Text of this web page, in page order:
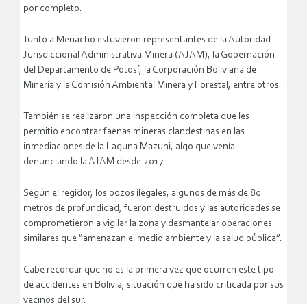
por completo.
Junto a Menacho estuvieron representantes de la Autoridad
Jurisdiccional Administrativa Minera (AJAM), la Gobernación
del Departamento de Potosí, la Corporación Boliviana de
Minería y la Comisión Ambiental Minera y Forestal, entre otros.
También se realizaron una inspección completa que les
permitió encontrar faenas mineras clandestinas en las
inmediaciones de la Laguna Mazuni, algo que venía
denunciando la AJAM desde 2017.
Según el regidor, los pozos ilegales, algunos de más de 80
metros de profundidad, fueron destruidos y las autoridades se
comprometieron a vigilar la zona y desmantelar operaciones
similares que “amenazan el medio ambiente y la salud pública”.
Cabe recordar que no es la primera vez que ocurren este tipo
de accidentes en Bolivia, situación que ha sido criticada por sus
vecinos del sur.